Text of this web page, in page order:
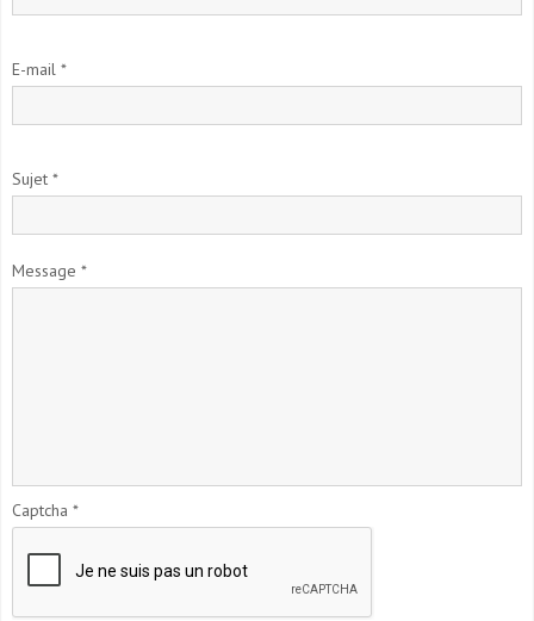
E-mail *
Sujet *
Message *
Captcha *